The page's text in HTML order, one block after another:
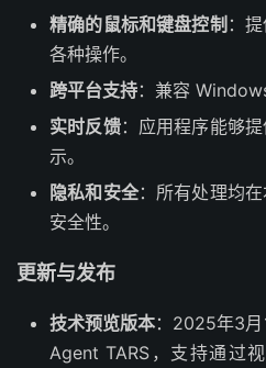
精确的鼠标和键盘控制 ：
各种操作。
跨平台支持：兼容
实时反馈：应用程序能够
示。
隐私和安全：所有处理均
安全性。
更新与发布
技术预览版本：2025年3
Agent TARS，支持通过